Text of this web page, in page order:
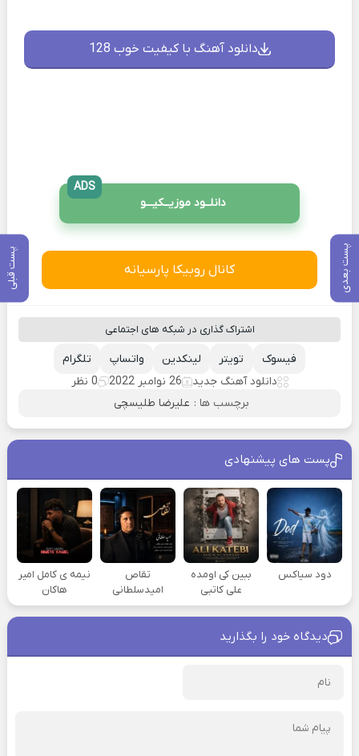
پست بعدی پست قبلی
دانلود آهنگ با کیفیت خوب 128
دانلــود موزیــکیـــو
ADS
کانال روبیکا پارسیانه
اشتراک گذاری در شبکه های اجتماعی
تلگرام واتساپ لینکدین تویتر
فیسوک
دانلود آهنگ جدید
26 نوامبر 2022
0 نظر
برچسب ها : علیرضا طلیسچی
پست های پیشنهادی
دود سیاکس
ببین کی اومده
علی کاتبی
تقاص
امیدسلطانی
نیمه ی کامل امیر
هاکان
دیدگاه خود را بگذارید